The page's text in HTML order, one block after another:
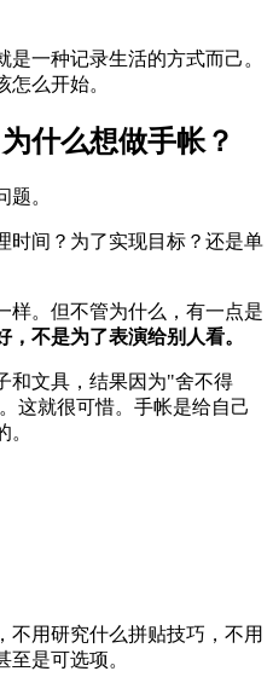
一种记录生活的方式而己。
么开始。
什么想做手帐？
。
时间？为了实现目标？还是单
样。但不管为什么，有一点是
不是为了表演给别人看。
和文具，结果因为"舍不得
这就很可惜。手帐是给自己
不用研究什么拼贴技巧，不用
是可选项。